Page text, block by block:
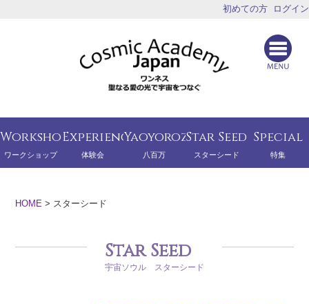
初めての方 ログイン
Workshop
ワークショップ
Experience
体験会
Yaoyorozu
八百万
Star Seed
スターシード
Special
特集
HOME > スターシード
Star Seed
宇宙ソウル スターシード